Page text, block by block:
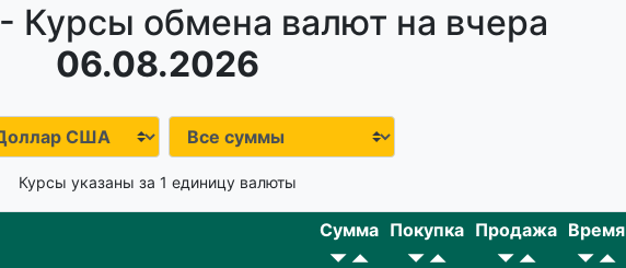
- Курсы обмена валют на вчера
06.08.2026
Курсы указаны за 1 единицу валюты
Сумма Покупка Продажа Время